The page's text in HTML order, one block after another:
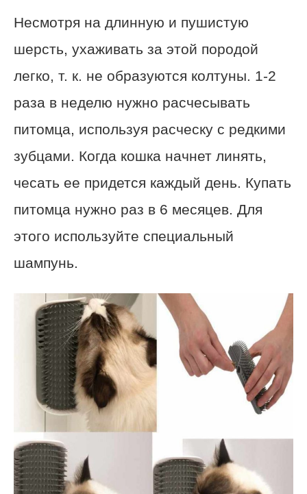
Несмотря на длинную и пушистую
шерсть, ухаживать за этой породой
легко, т. к. не образуются колтуны. 1-2
раза в неделю нужно расчесывать
питомца, используя расческу с редкими
зубцами. Когда кошка начнет линять,
чесать ее придется каждый день. Купать
питомца нужно раз в 6 месяцев. Для
этого используйте специальный
шампунь.